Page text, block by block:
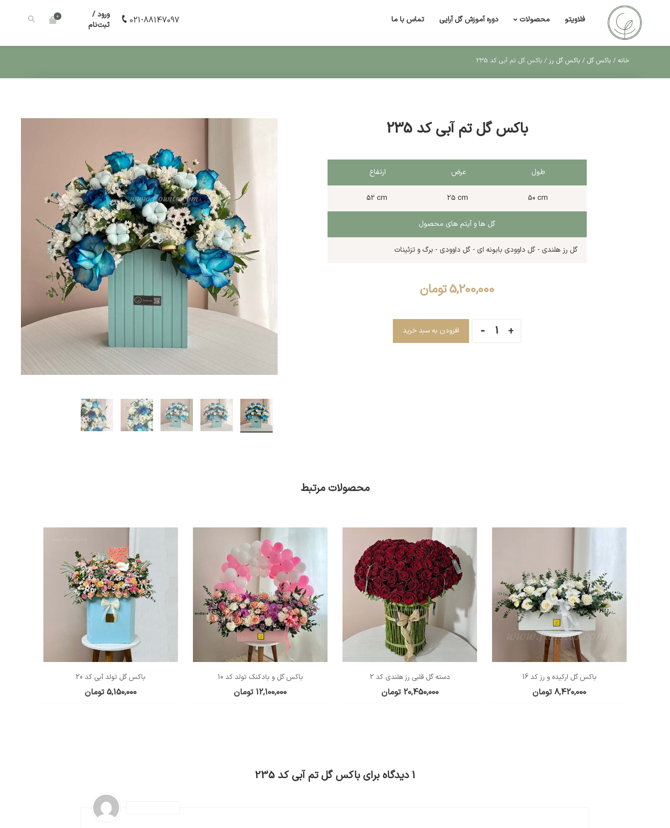
021-88147097
ورود /
ثبت‌نام
0 فلاویتو محصولات دوره آموزش گل آرایی تماس با ما
خانه / باکس گل / باکس گل رز /باکس گل تم آبی کد 235
باکس گل تم آبی کد 235
طول عرض ارتفاع
52 cm 25 cm 50 cm
گل ها و آیتم های محصول
گل رز هلندی - گل داوودی بابونه ای - گل داوودی - برگ و تزئینات
5,200,000تومان
افزودن به سبد خرید
محصولات مرتبط
باکس گل تولد آبی کد 20
5,150,000 تومان
باکس گل و بادکنک تولد کد 10
12,100,000 تومان
دسته گل قلبی رز هلندی کد 2
20,450,000 تومان
باکس گل ارکیده و رز کد 16
8,420,000 تومان
1 دیدگاه برای باکس گل تم آبی کد 235